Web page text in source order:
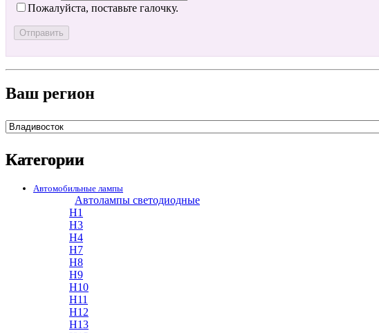
Пожалуйста, поставьте галочку.
Ваш регион
Категории
Автомобильные лампы
Автолампы светодиодные
H1
H3
H4
H7
H8
H9
H10
H11
H12
H13